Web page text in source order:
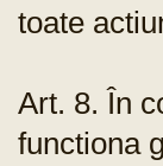
toate
Art. 8. În
functiona